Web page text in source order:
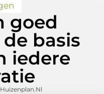
goed
basis
iedere